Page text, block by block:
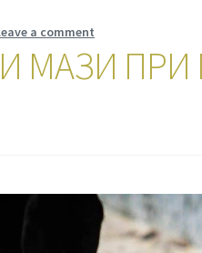
a comment
МАЗИ ПРИ